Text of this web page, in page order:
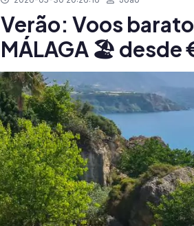
Verão: Voos
MÁLAGA 🏖️ desde